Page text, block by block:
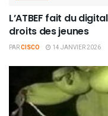
L’ATBEF fait du
droits des jeunes
PARCISCO 14 JANVIER 2026